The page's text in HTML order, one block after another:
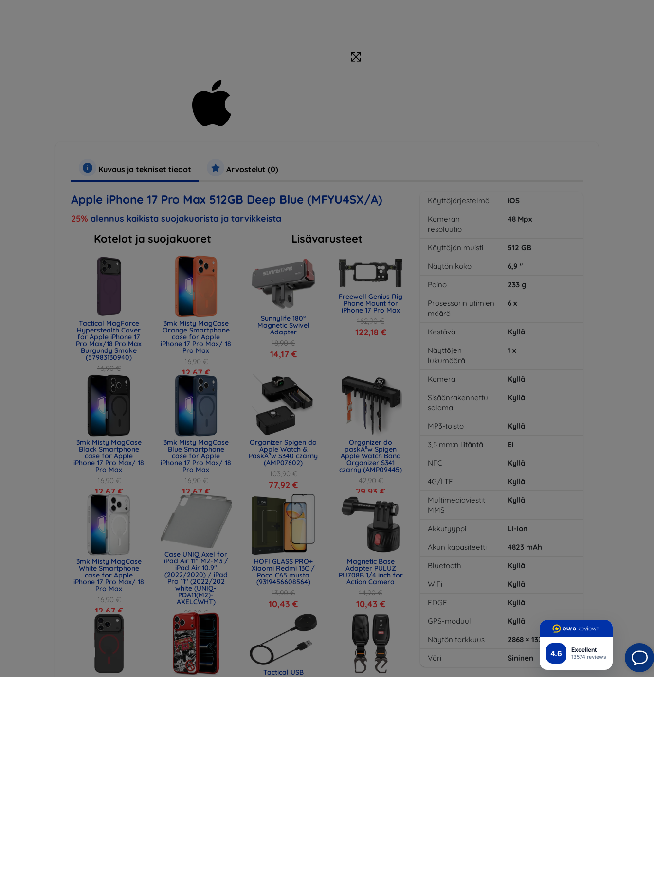
4.6 Excellent
13574 reviews
Kuvaus ja tekniset tiedot Arvostelut (0)
Apple iPhone 17 Pro Max 512GB Deep Blue (MFYU4SX/A)
25% alennus kaikista suojakuorista ja tarvikkeista
Kotelot ja suojakuoret
Tactical MagForce
Hyperstealth Cover
for Apple iPhone 17
Pro Max/18 Pro Max
Burgundy Smoke
(57983130940)
16,90 €
12,67 €
3mk Misty MagCase
Orange Smartphone
case for Apple
iPhone 17 Pro Max/ 18
Pro Max
16,90 €
12,67 €
3mk Misty MagCase
Black Smartphone
case for Apple
iPhone 17 Pro Max/ 18
Pro Max
16,90 €
12,67 €
3mk Misty MagCase
Blue Smartphone
case for Apple
iPhone 17 Pro Max/ 18
Pro Max
16,90 €
12,67 €
3mk Misty MagCase
White Smartphone
case for Apple
iPhone 17 Pro Max/ 18
Pro Max
16,90 €
12,67 €
Case UNIQ Axel for
iPad Air 11" M2-M3 /
iPad Air 10.9"
(2022/2020) / iPad
Pro 11" (2022/202
white (UNIQ-
PDA11(M2)-
AXELCWHT)
28,90 €
21,68 €
Lisävarusteet
Sunnylife 180°
Magnetic Swivel
Adapter
18,90 €
14,17 €
Freewell Genius Rig
Phone Mount for
iPhone 17 Pro Max
162,90 €
122,18 €
Organizer Spigen do
Apple Watch &
PaskÃ³w S340 czarny
(AMP07602)
103,90 €
77,92 €
Organizer do
paskÃ³w Spigen
Apple Watch Band
Organizer S341
czarny (AMP09445)
42,90 €
29,93 €
HOFI GLASS PRO+
Xiaomi Redmi 13C /
Poco C65 musta
(9319456608564)
13,90 €
10,43 €
Magnetic Base
Adapter PULUZ
PU708B 1/4 inch for
Action Camera
14,90 €
10,43 €
Tactical USB
Latauskaapeli
Käyttöjärjestelmä
iOS
Kameran
resoluutio
48 Mpx
Käyttäjän muisti 512 GB
Näytön koko
6,9 "
Paino
233 g
Prosessorin ytimien
määrä
6 x
Kestävä
Kyllä
Näyttöjen
lukumäärä
1 x
Kamera
Kyllä
Sisäänrakennettu
salama
Kyllä
MP3-toisto
Kyllä
3,5 mm:n liitäntä
Ei
NFC
Kyllä
4G/LTE
Kyllä
Multimediaviestit
MMS
Kyllä
Akkutyyppi
Li-ion
Akun kapasiteetti
4823 mAh
Bluetooth
Kyllä
WiFi
Kyllä
EDGE
Kyllä
GPS-moduuli
Kyllä
Näytön tarkkuus
2868 × 1320
Väri
Sininen